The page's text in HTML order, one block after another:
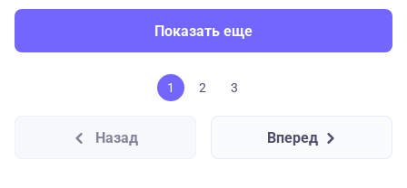
Показать еще
1 2 3
Назад Вперед